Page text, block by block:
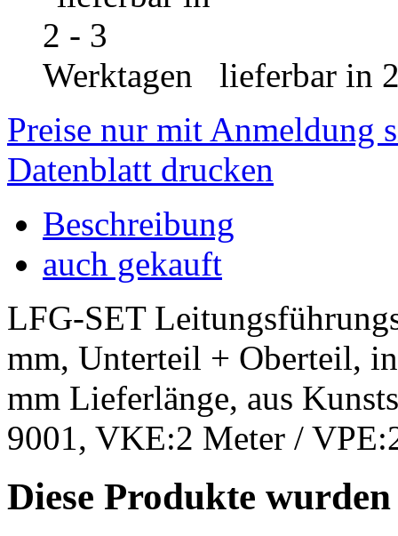
lieferbar in
Preise nur mit Anmeldung
Datenblatt drucken
Beschreibung
auch gekauft
LFG-SET
mm, Unterteil + Oberteil,
mm Lieferlänge, aus
9001, VKE:2 Meter /
Diese Produkte